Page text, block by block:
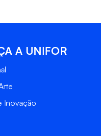
A UNIFOR
Inovação